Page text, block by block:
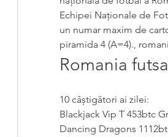
Echipei Naționale de
un numar maxim de
piramida 4 (A=4).,
Romania
10 câștigători ai zilei:
Blackjack Vip T 453btc
Dancing Dragons